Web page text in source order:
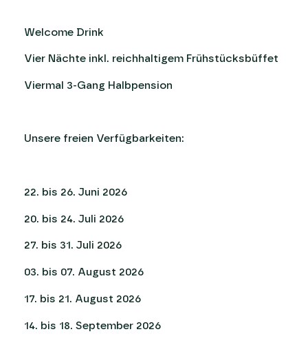
Welcome Drink
Vier Nächte inkl. reichhaltigem Frühstücksbüffet
Viermal 3-Gang Halbpension
Unsere freien Verfügbarkeiten:
22. bis 26. Juni 2026
20. bis 24. Juli 2026
27. bis 31. Juli 2026
03. bis 07. August 2026
17. bis 21. August 2026
14. bis 18. September 2026